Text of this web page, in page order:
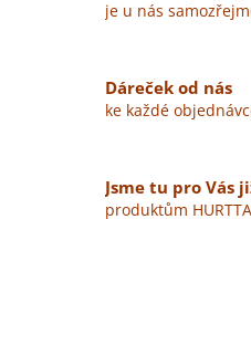
je u nás
Dáreček od nás
ke každé
Jsme tu pro Vás
produktům